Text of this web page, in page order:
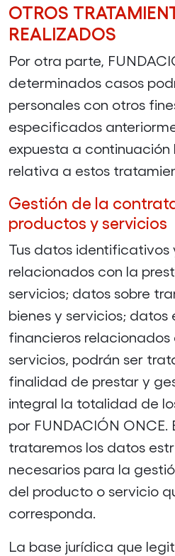
OTROS
REALIZADOS
Por otra parte,
determinados casos
personales con otros
especificados
expuesta a
relativa a estos
Gestión de la
productos y servicios
Tus datos
relacionados con la
servicios; datos sobre
bienes y servicios; datos
financieros relacionados
servicios, podrán ser
finalidad de prestar y
integral la totalidad de
por FUNDACIÓN ONCE.
trataremos los datos
necesarios para la
del producto o servicio
corresponda.
La base jurídica que